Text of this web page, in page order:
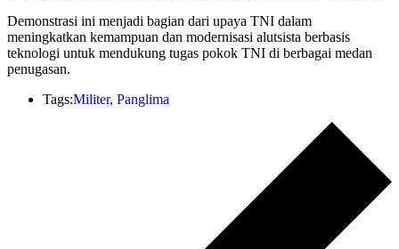
Demonstrasi ini menjadi bagian dari upaya TNI dalam
meningkatkan kemampuan dan modernisasi alutsista berbasis
teknologi untuk mendukung tugas pokok TNI di berbagai medan
penugasan.
Tags:Militer, Panglima